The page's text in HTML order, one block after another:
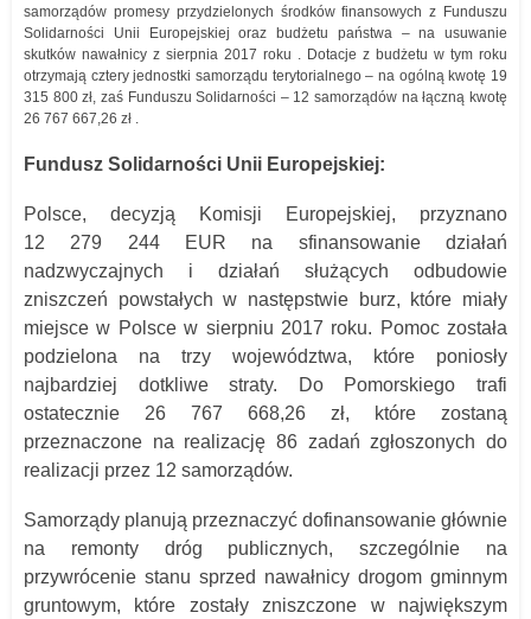
samorządów promesy przydzielonych środków finansowych z Funduszu
Solidarności Unii Europejskiej oraz budżetu państwa – na usuwanie
skutków nawałnicy z sierpnia 2017 roku . Dotacje z budżetu w tym roku
otrzymają cztery jednostki samorządu terytorialnego – na ogólną kwotę 19
315 800 zł, zaś Funduszu Solidarności – 12 samorządów na łączną kwotę
26 767 667,26 zł .
Fundusz Solidarności Unii Europejskiej:
Polsce, decyzją Komisji Europejskiej, przyznano
12 279 244 EUR na sfinansowanie działań
nadzwyczajnych i działań służących odbudowie
zniszczeń powstałych w następstwie burz, które miały
miejsce w Polsce w sierpniu 2017 roku. Pomoc została
podzielona na trzy województwa, które poniosły
najbardziej dotkliwe straty. Do Pomorskiego trafi
ostatecznie 26 767 668,26 zł, które zostaną
przeznaczone na realizację 86 zadań zgłoszonych do
realizacji przez 12 samorządów.
Samorządy planują przeznaczyć dofinansowanie głównie
na remonty dróg publicznych, szczególnie na
przywrócenie stanu sprzed nawałnicy drogom gminnym
gruntowym, które zostały zniszczone w największym